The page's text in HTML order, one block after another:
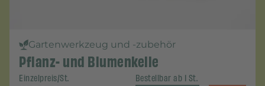
Gartenwerkzeug und -zubehör
Pflanz- und Blumenkelle
Einzelpreis/St. Bestellbar ab 1 St.